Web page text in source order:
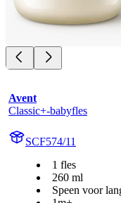
Avent
Classic+-babyfles
SCF574/11
1 fles
260 ml
Speen voor